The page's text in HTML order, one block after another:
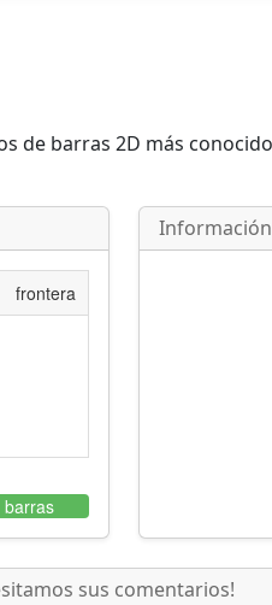
de barras 2D más
frontera
Información
sus comentarios!